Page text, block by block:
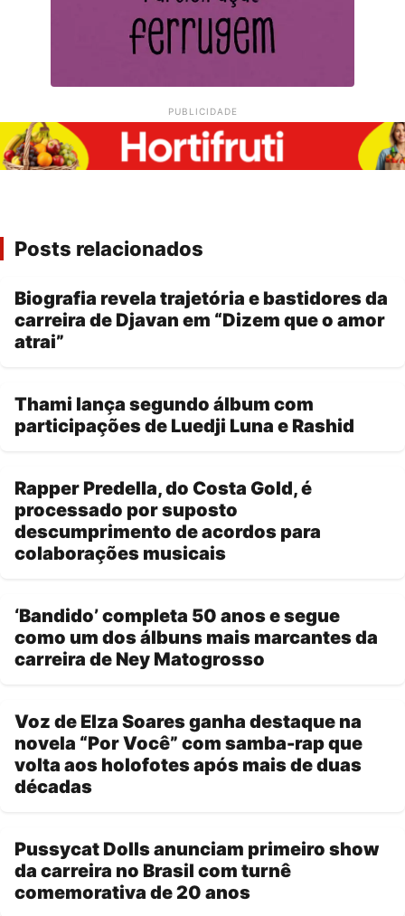
PUBLICIDADE
Posts relacionados
Biografia revela trajetória e bastidores da
carreira de Djavan em “Dizem que o amor
atrai”
Thami lança segundo álbum com
participações de Luedji Luna e Rashid
Rapper Predella, do Costa Gold, é
processado por suposto
descumprimento de acordos para
colaborações musicais
‘Bandido’ completa 50 anos e segue
como um dos álbuns mais marcantes da
carreira de Ney Matogrosso
Voz de Elza Soares ganha destaque na
novela “Por Você” com samba-rap que
volta aos holofotes após mais de duas
décadas
Pussycat Dolls anunciam primeiro show
da carreira no Brasil com turnê
comemorativa de 20 anos